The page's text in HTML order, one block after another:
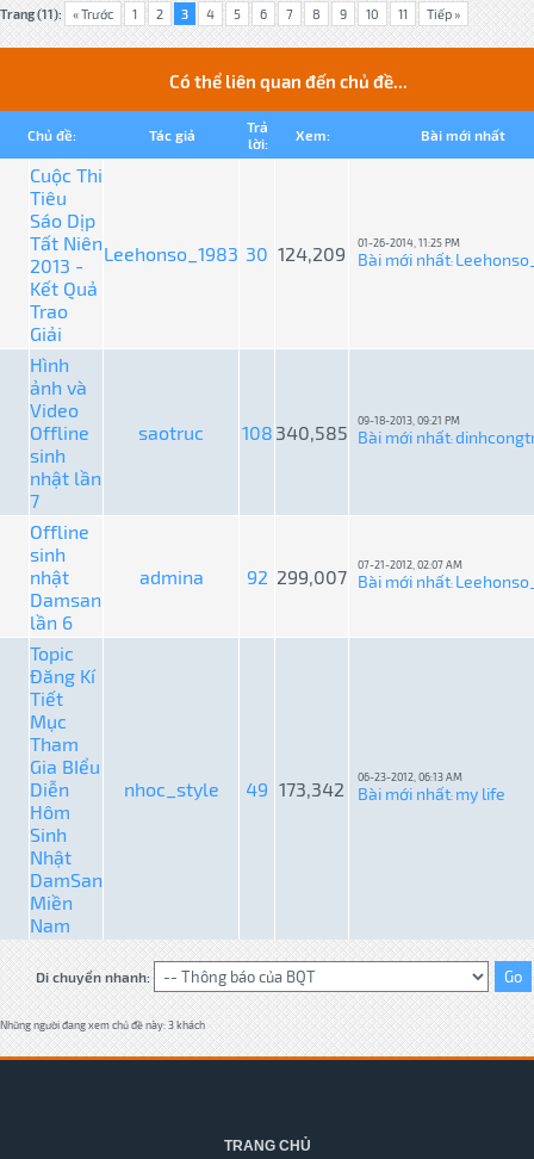
Trang (11): « Trước 1 2 3 4 5 6 7 8 9 10 11 Tiếp »
Có thể liên quan đến chủ đề...
Chủ đề: Tác giả
Trả
lời:
Xem: Bài mới nhất
Cuộc Thi
Tiêu
Sáo Dịp
Tất Niên
2013 -
Kết Quả
Trao
Giải
Leehonso_1983 30 124,209 01-26-2014, 11:25 PM
Bài mới nhất:
Hình
ảnh và
Video
Offline
sinh
nhật lần
7
saotruc 108 340,585
09-18-2013, 09:21 PM
Bài mới nhất:
Offline
sinh
nhật
Damsan
lần 6
admina 92 299,007
07-21-2012, 02:07 AM
Bài mới nhất:
Topic
Đăng Kí
Tiết
Mục
Tham
Gia BIểu
Diễn
Hôm
Sinh
Nhật
DamSan
Miền
Nam
nhoc_style 49 173,342
06-23-2012, 06:13 AM
Bài mới nhất: my life
Di chuyển nhanh:
Những người đang xem chủ đề này: 3 khách
TRANG CHỦ